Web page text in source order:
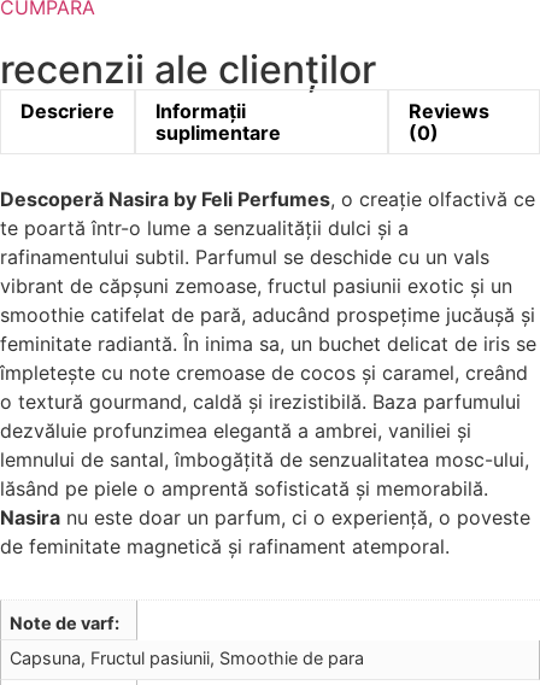
CUMPĂRĂ
recenzii ale clienților
Descriere
Informații
suplimentare
Reviews
(0)
Descoperă Nasira by Feli Perfumes, o creație olfactivă ce
te poartă într-o lume a senzualității dulci și a
rafinamentului subtil. Parfumul se deschide cu un vals
vibrant de căpșuni zemoase, fructul pasiunii exotic și un
smoothie catifelat de pară, aducând prospețime jucăușă și
feminitate radiantă. În inima sa, un buchet delicat de iris se
împletește cu note cremoase de cocos și caramel, creând
o textură gourmand, caldă și irezistibilă. Baza parfumului
dezvăluie profunzimea elegantă a ambrei, vaniliei și
lemnului de santal, îmbogățită de senzualitatea mosc-ului,
lăsând pe piele o amprentă sofisticată și memorabilă.
Nasira nu este doar un parfum, ci o experiență, o poveste
de feminitate magnetică și rafinament atemporal.
Note de varf
Capsuna, Fructul pasiunii, Smoothie de para